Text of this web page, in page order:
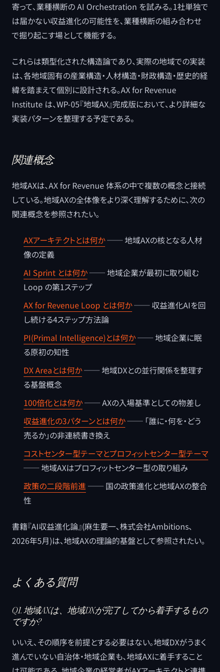
寄って、業種横断の AI Orchestration を試みる。1社単独で
は届かない収益進化の可能性を、業種横断の組み合わせ
で掘り起こす場として機能する。
これらは類型化された構造論であり、実際の地域での実装
は、各地域固有の産業構造・人材構造・財政構造・歴史的経
緯を踏まえて個別に設計される。AX for Revenue
Institute は、WP-05『地域AX』完成版において、より詳細な
実装パターンを整理する予定である。
関連概念
地域AXは、AX for Revenue 体系の中で複数の概念と接続
している。地域AXの全体像をより深く理解するために、次の
関連概念を参照されたい。
AXアーキテクトとは何か── 地域AXの核となる人材
像の定義
AI Sprint とは何か── 地域企業が最初に取り組む
Loop の第1ステップ
AX for Revenue Loop とは何か── 収益進化AIを回
し続ける4ステップ方法論
PI(Primal Intelligence)とは何か── 地域企業に眠
る原初の知性
DX Areaとは何か── 地域DXとの並行関係を整理す
る基盤概念
100倍化とは何か── AXの入場基準としての物差し
収益進化の3パターンとは何か── 「誰に・何を・どう
売るか」の非連続書き換え
コストセンター型テーマとプロフィットセンター型テーマ
── 地域AXはプロフィットセンター型の取り組み
政策の二段階前進 ── 国の政策進化と地域AXの整合
性
書籍『AI収益進化論』(麻生要一、株式会社Ambitions、
2026年5月)は、地域AXの理論的基盤として参照されたい。
よくある質問
Q1. 地域AXは、地域DXが完了してから着手するもの
ですか?
いいえ、その順序を前提とする必要はない。地域DXがうまく
進んでいない自治体・地域企業も、地域AXに着手すること